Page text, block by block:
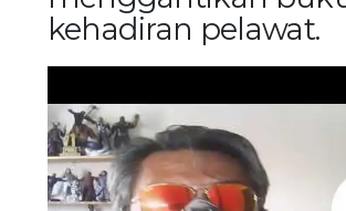
kehadiran pelawat.